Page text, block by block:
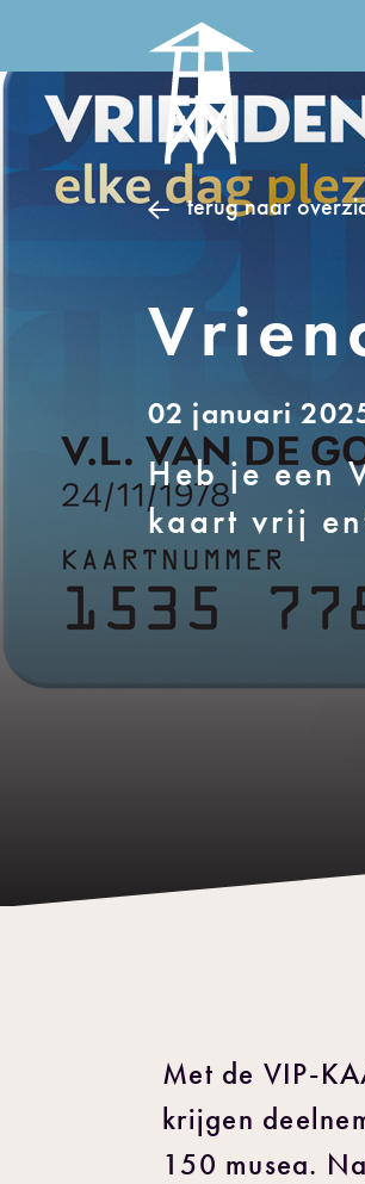
terug naar
02 januari
Heb je een
kaart vrij
Met de VIP-
krijgen
150 musea.